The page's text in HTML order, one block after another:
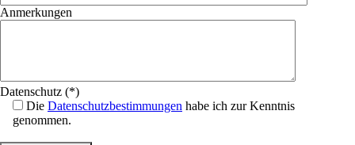
Anmerkungen
Datenschutz (*)
Die Datenschutzbestimmungen habe ich zur Kenntnis
genommen.